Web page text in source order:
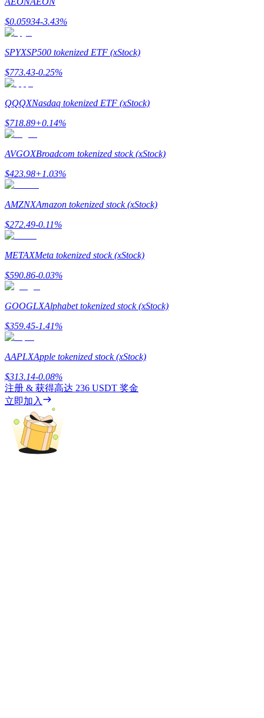
機槍池
一鍵質押鎖定高收益
Launchpool
活期質押獲得熱門資產
鎖倉BTR
輕鬆獲得多重福利
$0.05934-3.43%
SPYXSP500 tokenized ETF (xStock)
$773.43-0.25%
QQQXNasdaq tokenized ETF (xStock)
$718.89+0.14%
AVGOXBroadcom tokenized stock (xStock)
$423.98+1.03%
AMZNXAmazon tokenized stock (xStock)
$272.49-0.11%
METAXMeta tokenized stock (xStock)
$590.86-0.03%
GOOGLXAlphabet tokenized stock (xStock)
$359.45-1.41%
AAPLXApple tokenized stock (xStock)
$313.14-0.08%
注册 & 获得高达 236 USDT 奖金
立即加入